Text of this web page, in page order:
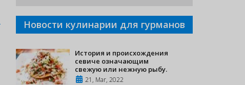
Новости кулинарии для гурманов
История и происхождения
севиче означающим
свежую или нежную рыбу.
21, Mar, 2022